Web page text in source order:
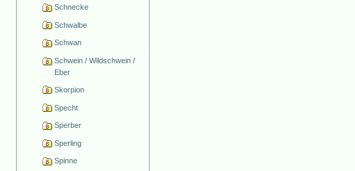
Schnecke
Schwalbe
Schwan
Schwein / Wildschwein /
Eber
Skorpion
Specht
Sperber
Sperling
Spinne